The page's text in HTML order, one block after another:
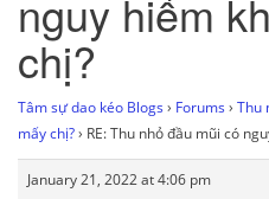
nguy hiểm
chị?
Tâm sự dao kéo Blogs › Forums › Thu
mấy chị?› RE: Thu nhỏ đầu mũi có
January 21, 2022 at 4:06 pm